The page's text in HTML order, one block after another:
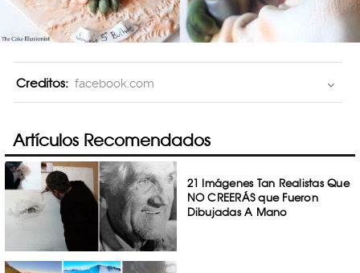
Creditos: facebook.com
Artículos Recomendados
21 Imágenes Tan Realistas Que
NO CREERÁS que Fueron
Dibujadas A Mano